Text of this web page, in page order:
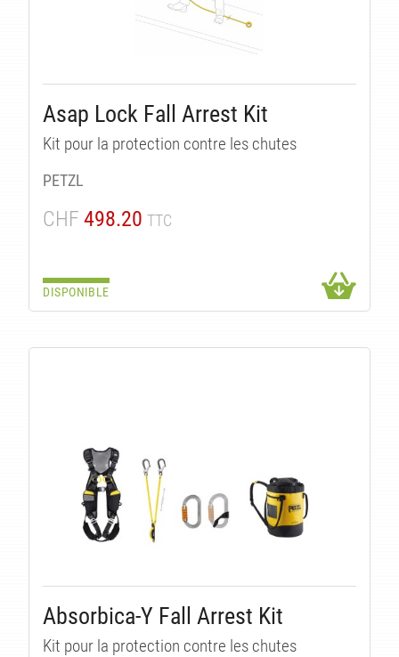
Asap Lock Fall Arrest Kit
Kit pour la protection contre les chutes
PETZL
CHF 498.20 TTC
DISPONIBLE
Absorbica-Y Fall Arrest Kit
Kit pour la protection contre les chutes